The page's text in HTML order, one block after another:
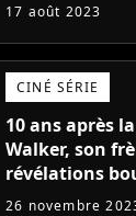
17 août 2023
CINÉ SÉRIE
10 ans après
Walker, son
révélations
réaction des
26 novembre